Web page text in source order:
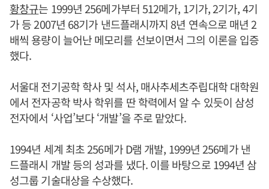
황창규는 1999년 256메가부터 512메가, 1기가, 2기가, 4기
가 등 2007년 68기가 낸드플래시까지 8년 연속으로 매년 2
배씩 용량이 늘어난 메모리를 선보이면서 그의 이론을 입증
했다.
서울대 전기공학 학사 및 석사, 매사추세츠주립대학 대학원
에서 전자공학 박사 학위를 딴 학력에서 알 수 있듯이 삼성
전자에서 ‘사업’보다 ‘개발’을 주로 맡았다.
1994년 세계 최초 256메가 D램 개발, 1999년 256메가 낸
드플래시 개발 등의 성과를 냈다. 이를 바탕으로 1994년 삼
성그룹 기술대상을 수상했다.